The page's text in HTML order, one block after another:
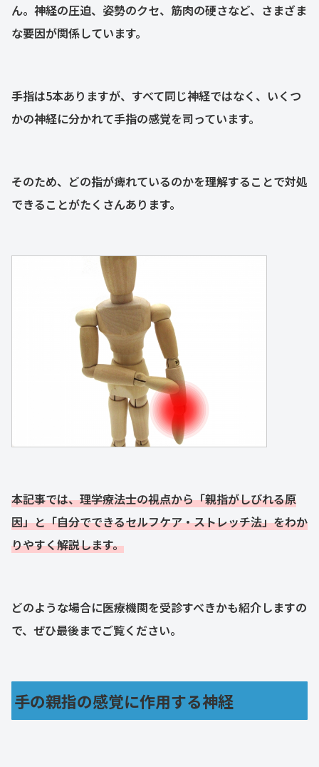
ん。神経の圧迫、姿勢のクセ、筋肉の硬さなど、さまざま
な要因が関係しています。
手指は5本ありますが、すべて同じ神経ではなく、いくつ
かの神経に分かれて手指の感覚を司っています。
そのため、どの指が痺れているのかを理解することで対処
できることがたくさんあります。
本記事では、理学療法士の視点から「親指がしびれる原
因」と「自分でできるセルフケア・ストレッチ法」をわか
りやすく解説します。
どのような場合に医療機関を受診すべきかも紹介しますの
で、ぜひ最後までご覧ください。
手の親指の感覚に作用する神経